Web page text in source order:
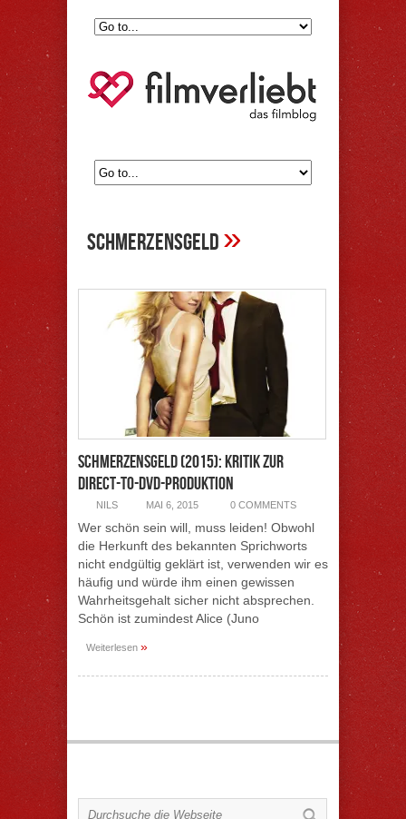
schmerzensgeld»
Schmerzensgeld (2015): Kritik zur
Direct-to-DVD-Produktion
NILS MAI 6, 2015 0 COMMENTS
Wer schön sein will, muss leiden! Obwohl
die Herkunft des bekannten Sprichworts
nicht endgültig geklärt ist, verwenden wir es
häufig und würde ihm einen gewissen
Wahrheitsgehalt sicher nicht absprechen.
Schön ist zumindest Alice (Juno
Weiterlesen »